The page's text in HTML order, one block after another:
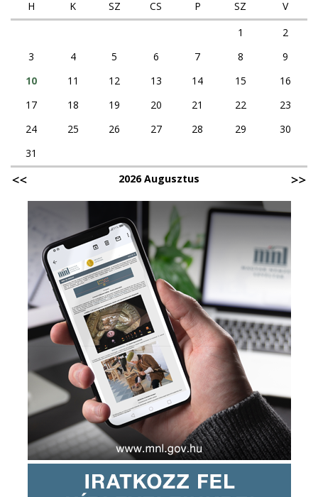
H
K SZ CS P SZ
V
1
2
3
4 5 6 7 8
9
10
11 12 13 14 15
16
17
18 19 20 21 22
23
24
25 26 27 28 29
30
31
2026 Augusztus